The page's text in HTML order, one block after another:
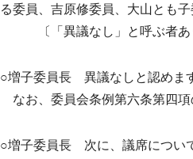
る委員、吉原修委員、大山とも
〔「異議なし」と呼ぶ者あ
○増子委員長 異議なしと認めま
なお、委員会条例第六条第四項
○増子委員長 次に、議席につい